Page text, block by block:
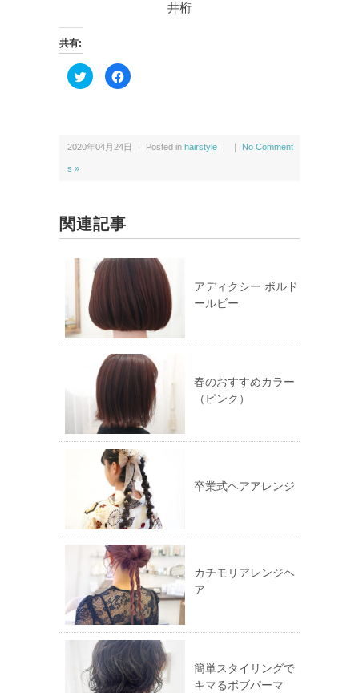
井桁
共有:
ク
リ
w
i
有
(新
し
ィ
ン
ド
ウ
で
開
き
す)
F
a
k
で
ク
リ
ッ
し
だ
さ
い
(新
し
い
ウ
ィ
ン
ド
ま
す)
2020年04月24日 ｜ Posted in hairstyle ｜ ｜ No Comment
s »
関連記事
アディクシー ボルド
ールビー
春のおすすめカラー
（ピンク）
卒業式ヘアアレンジ
カチモリアレンジヘ
ア
簡単スタイリングで
キマるボブパーマ